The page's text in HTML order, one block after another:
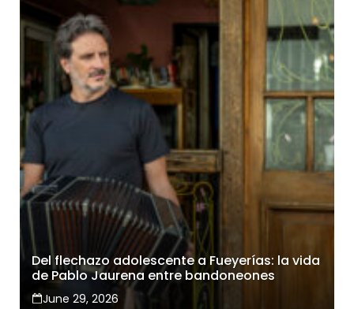
Del flechazo adolescente a Fueyerías: la vida
de Pablo Jaurena entre bandoneones
June 29, 2026